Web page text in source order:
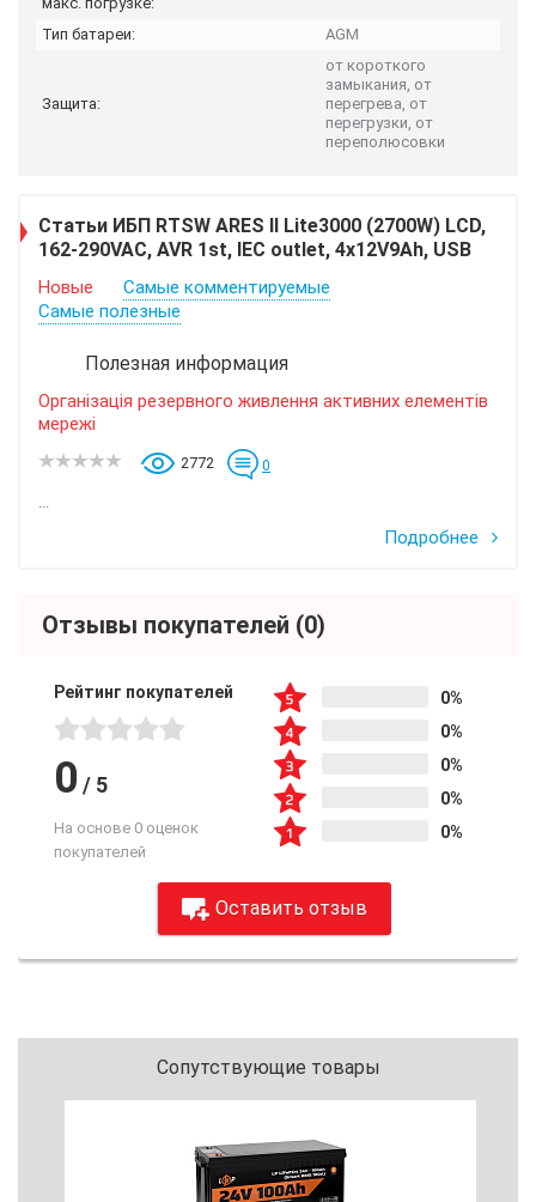
Тип батареи: AGM
Защита:
от короткого
замыкания, от
перегрева, от
перегрузки, от
переполюсовки
Статьи ИБП RTSW ARES II Lite3000 (2700W) LСD,
162-290VAC, AVR 1st, IEC outlet, 4x12V9Ah, USB
Новые
Самые комментируемые
Самые полезные
Полезная информация
Організація резервного живлення активних елементів
мережі
2772 0
...
Подробнее
Отзывы покупателей (0)
Рейтинг покупателей
0 / 5
На основе 0 оценок
покупателей
0%
0%
0%
0%
0%
Оставить отзыв
Сопутствующие товары